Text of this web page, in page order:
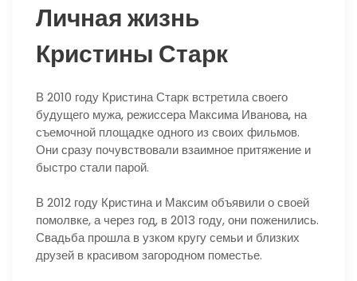
Личная жизнь
Кристины Старк
В 2010 году Кристина Старк встретила своего
будущего мужа, режиссера Максима Иванова, на
съемочной площадке одного из своих фильмов.
Они сразу почувствовали взаимное притяжение и
быстро стали парой.
В 2012 году Кристина и Максим объявили о своей
помолвке, а через год, в 2013 году, они поженились.
Свадьба прошла в узком кругу семьи и близких
друзей в красивом загородном поместье.